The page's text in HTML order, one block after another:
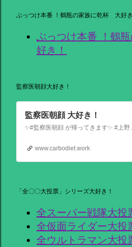
ぶっつけ本番 ！鶴瓶の家族に乾杯 大好き
ぶっつけ本番 ！鶴
好き！
監察医朝顔大好き！
監察医朝顔 大好き！
www.carbodiet.work
「全〇〇大投票」シリーズ大好き！
全スーパー戦隊大投
全仮面ライダー大投
全ウルトラマン大投